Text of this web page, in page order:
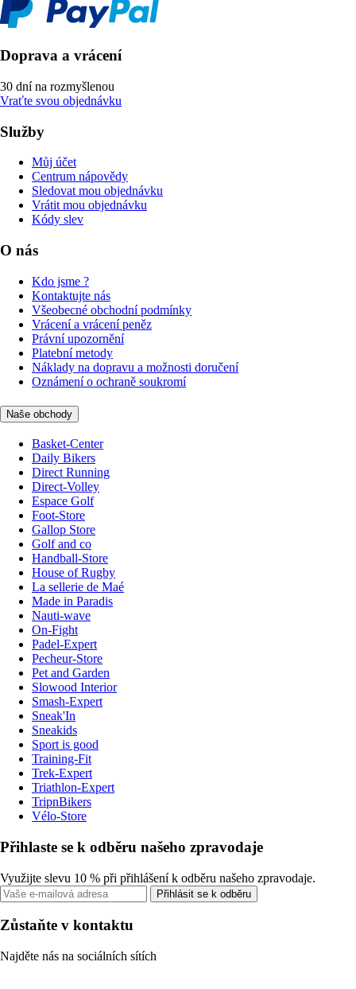
Doprava a vrácení
30 dní na rozmyšlenou
Vraťte svou objednávku
Služby
Můj účet
Centrum nápovědy
Sledovat mou objednávku
Vrátit mou objednávku
Kódy slev
O nás
Kdo jsme ?
Kontaktujte nás
Všeobecné obchodní podmínky
Vrácení a vrácení peněz
Právní upozornění
Platební metody
Náklady na dopravu a možnosti doručení
Oznámení o ochraně soukromí
Naše obchody
Basket-Center
Daily Bikers
Direct Running
Direct-Volley
Espace Golf
Foot-Store
Gallop Store
Golf and co
Handball-Store
House of Rugby
La sellerie de Maé
Made in Paradis
Nauti-wave
On-Fight
Padel-Expert
Pecheur-Store
Pet and Garden
Slowood Interior
Smash-Expert
Sneak'In
Sneakids
Sport is good
Training-Fit
Trek-Expert
Triathlon-Expert
TripnBikers
Vélo-Store
Přihlaste se k odběru našeho zpravodaje
Využijte slevu 10 % při přihlášení k odběru našeho zpravodaje.
Přihlásit se k odběru
Zůstaňte v kontaktu
Najděte nás na sociálních sítích